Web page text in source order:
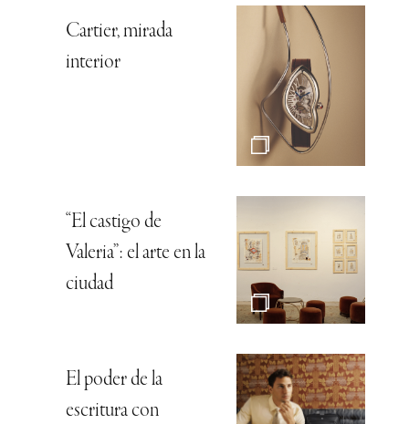
Cartier, mirada
interior
“El castigo de
Valeria”: el arte en la
ciudad
El poder de la
escritura con